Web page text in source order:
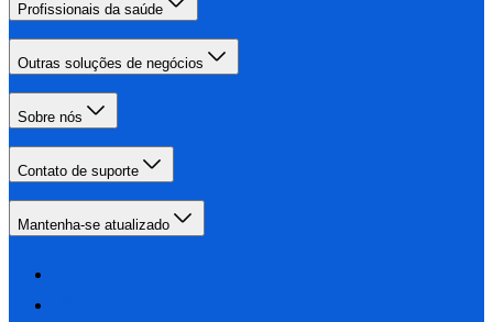
Profissionais da saúde
Outras soluções de negócios
Sobre nós
Contato de suporte
Mantenha-se atualizado